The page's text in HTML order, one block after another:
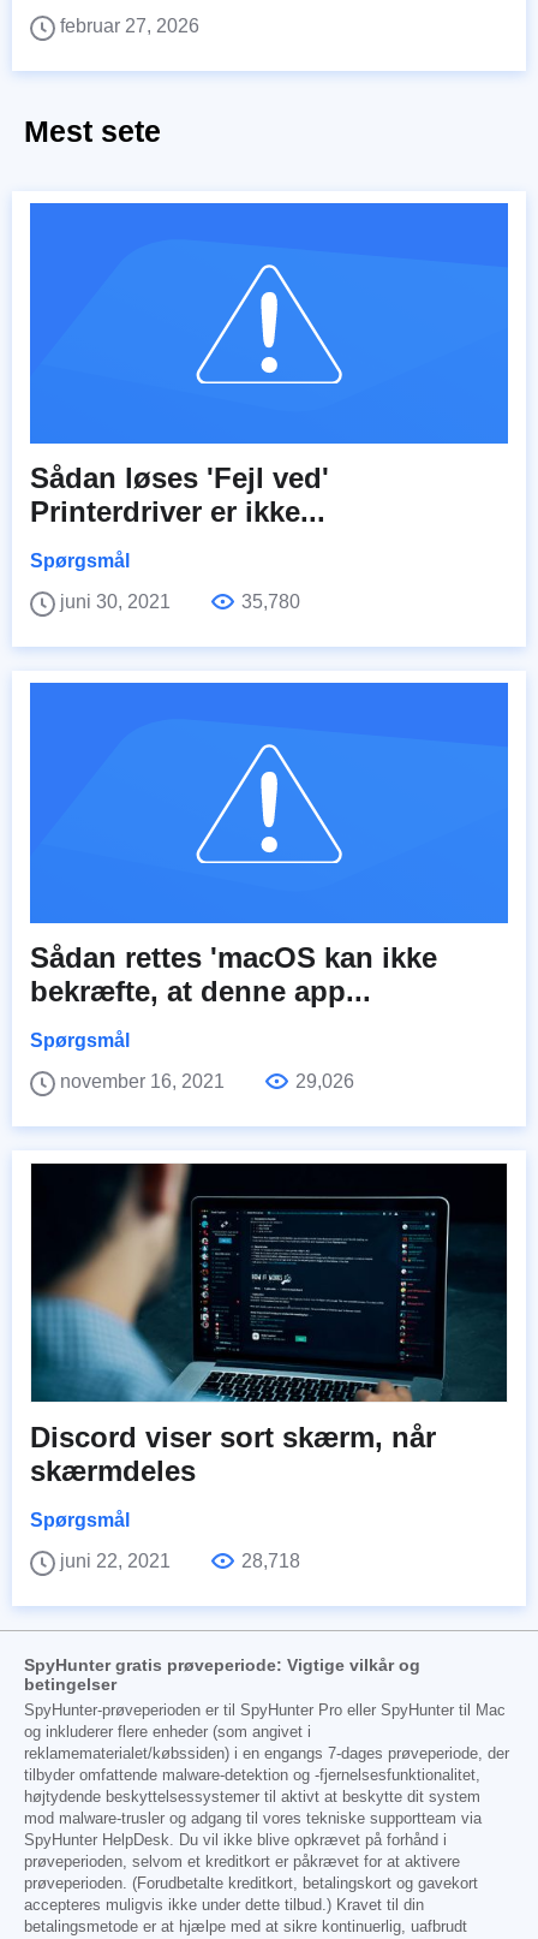
februar 27, 2026
Mest sete
Sådan løses 'Fejl ved'
Printerdriver er ikke...
Spørgsmål
juni 30, 2021
35,780
Sådan rettes 'macOS kan ikke
bekræfte, at denne app...
Spørgsmål
november 16, 2021
29,026
Discord viser sort skærm, når
skærmdeles
Spørgsmål
juni 22, 2021
28,718
SpyHunter gratis prøveperiode: Vigtige vilkår og
betingelser
SpyHunter-prøveperioden er til SpyHunter Pro eller SpyHunter til Mac
og inkluderer flere enheder (som angivet i
reklamematerialet/købssiden) i en engangs 7-dages prøveperiode, der
tilbyder omfattende malware-detektion og -fjernelsesfunktionalitet,
højtydende beskyttelsessystemer til aktivt at beskytte dit system
mod malware-trusler og adgang til vores tekniske supportteam via
SpyHunter HelpDesk. Du vil ikke blive opkrævet på forhånd i
prøveperioden, selvom et kreditkort er påkrævet for at aktivere
prøveperioden. (Forudbetalte kreditkort, betalingskort og gavekort
accepteres muligvis ikke under dette tilbud.) Kravet til din
betalingsmetode er at hjælpe med at sikre kontinuerlig, uafbrudt